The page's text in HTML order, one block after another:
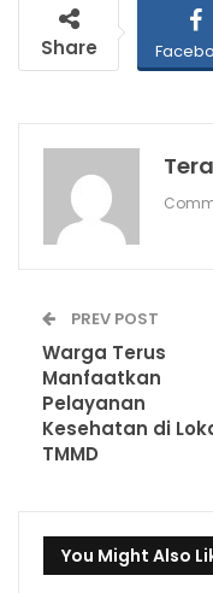
Share
PREV POST
Warga Terus
Manfaatkan
Pelayanan
Kesehatan di
TMMD
You Might Also